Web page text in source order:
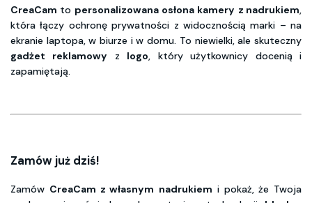
CreaCam to personalizowana osłona kamery z nadrukiem,
która łączy ochronę prywatności z widocznością marki – na
ekranie laptopa, w biurze i w domu. To niewielki, ale skuteczny
gadżet
reklamowy z logo, który użytkownicy docenią i
zapamiętają.
Zamów już dziś!
Zamów CreaCam z własnym nadrukiem i pokaż, że Twoja